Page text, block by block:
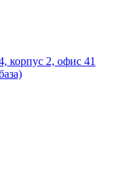
корпус 2, офис 41